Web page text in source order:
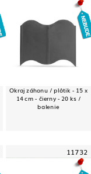
Okraj záhonu / plôtik - 15 x
14 cm - čierny - 20 ks /
balenie
11732